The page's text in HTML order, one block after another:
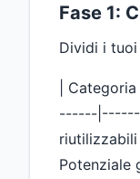
Fase 1:
Dividi i
|
------
riutilizzabili
Potenziale